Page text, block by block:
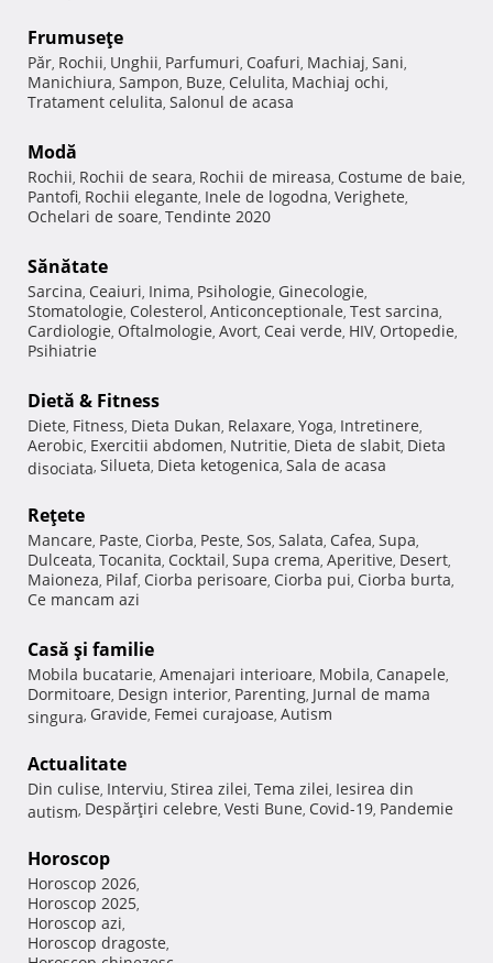
Frumuseţe
Păr, Rochii, Unghii, Parfumuri, Coafuri, Machiaj, Sani,
Manichiura, Sampon, Buze, Celulita, Machiaj ochi,
Tratament celulita, Salonul de acasa
Modă
Rochii, Rochii de seara, Rochii de mireasa, Costume de baie,
Pantofi, Rochii elegante, Inele de logodna, Verighete,
Ochelari de soare, Tendinte 2020
Sănătate
Sarcina, Ceaiuri, Inima, Psihologie, Ginecologie,
Stomatologie, Colesterol, Anticonceptionale, Test sarcina,
Cardiologie, Oftalmologie, Avort, Ceai verde, HIV, Ortopedie,
Psihiatrie
Dietă & Fitness
Diete, Fitness, Dieta Dukan, Relaxare, Yoga, Intretinere,
Aerobic, Exercitii abdomen, Nutritie, Dieta de slabit, Dieta
disociata, Silueta, Dieta ketogenica, Sala de acasa
Reţete
Mancare, Paste, Ciorba, Peste, Sos, Salata, Cafea, Supa,
Dulceata, Tocanita, Cocktail, Supa crema, Aperitive, Desert,
Maioneza, Pilaf, Ciorba perisoare, Ciorba pui, Ciorba burta,
Ce mancam azi
Casă şi familie
Mobila bucatarie, Amenajari interioare, Mobila, Canapele,
Dormitoare, Design interior, Parenting, Jurnal de mama
singura, Gravide, Femei curajoase, Autism
Actualitate
Din culise, Interviu, Stirea zilei, Tema zilei, Iesirea din
autism, Despărţiri celebre, Vesti Bune, Covid-19, Pandemie
Horoscop
Horoscop 2026,
Horoscop 2025,
Horoscop azi,
Horoscop dragoste,